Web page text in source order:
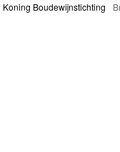
Koning Boudewijnstichting